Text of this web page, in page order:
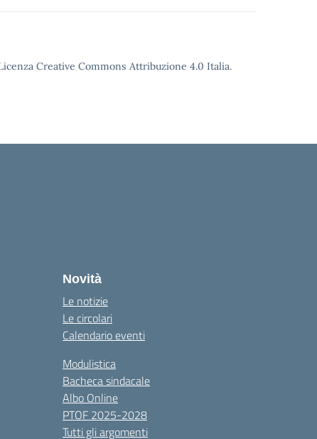
Creative Commons Attribuzione 4.0 Italia.
Novità
Le notizie
Le circolari
Calendario eventi
Modulistica
Bacheca sindacale
Albo Online
PTOF 2025-2028
Tutti gli argomenti